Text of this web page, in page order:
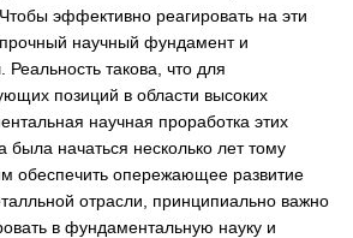
эффективно реагировать на эти
научный фундамент и
Реальность такова, что для
позиций в области высоких
научная проработка этих
была начаться несколько лет тому
обеспечить опережающее развитие
отрасли, принципиально важно
в фундаментальную науку и